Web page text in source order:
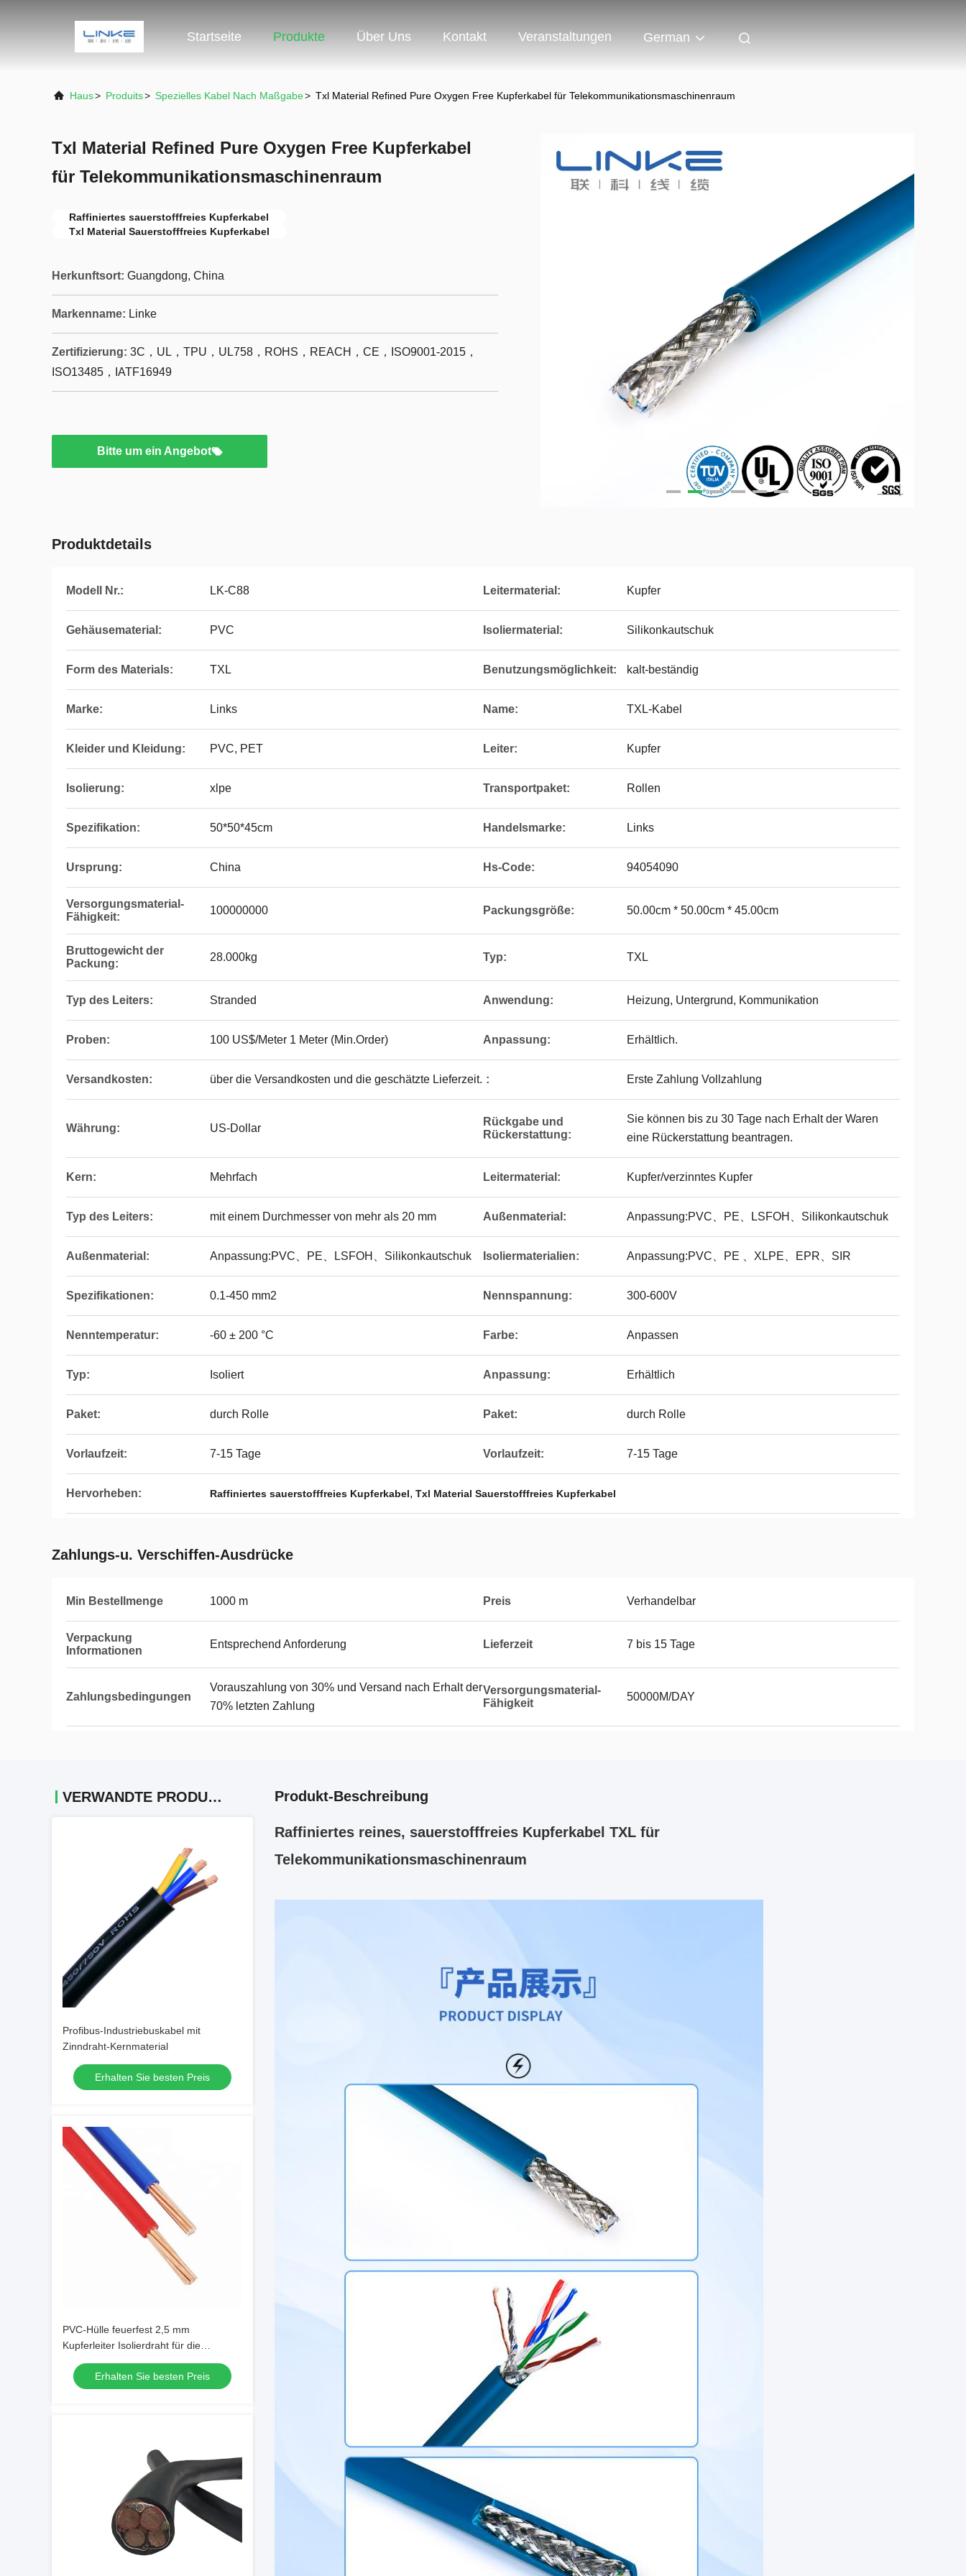
Startseite Produkte Über Uns Kontakt Veranstaltungen German
Haus> Produits> Spezielles Kabel Nach Maßgabe> Txl Material Refined Pure Oxygen Free Kupferkabel für Telekommunikationsmaschinenraum
Txl Material Refined Pure Oxygen Free Kupferkabel
für Telekommunikationsmaschinenraum
Raffiniertes sauerstofffreies Kupferkabel
Txl Material Sauerstofffreies Kupferkabel
Herkunftsort: Guangdong, China
Markenname: Linke
Zertifizierung: 3C，UL，TPU，UL758，ROHS，REACH，CE，ISO9001-2015，
ISO13485，IATF16949
Bitte um ein Angebot
Produktdetails
Modell Nr.: LK-C88 Leitermaterial: Kupfer
Gehäusematerial: PVC Isoliermaterial: Silikonkautschuk
Form des Materials: TXL Benutzungsmöglichkeit: kalt-beständig
Marke: Links Name: TXL-Kabel
Kleider und Kleidung: PVC, PET Leiter: Kupfer
Isolierung: xlpe Transportpaket: Rollen
Spezifikation: 50*50*45cm Handelsmarke: Links
Ursprung: China Hs-Code: 94054090
Versorgungsmaterial-
Fähigkeit:
100000000 Packungsgröße: 50.00cm * 50.00cm * 45.00cm
Bruttogewicht der
Packung:
28.000kg Typ: TXL
Typ des Leiters: Stranded Anwendung: Heizung, Untergrund, Kommunikation
Proben: 100 US$/Meter 1 Meter (Min.Order) Anpassung: Erhältlich.
Versandkosten: über die Versandkosten und die geschätzte Lieferzeit. : Erste Zahlung Vollzahlung
Währung: US-Dollar
Rückgabe und
Rückerstattung:
Sie können bis zu 30 Tage nach Erhalt der Waren
eine Rückerstattung beantragen.
Kern: Mehrfach Leitermaterial: Kupfer/verzinntes Kupfer
Typ des Leiters: mit einem Durchmesser von mehr als 20 mm Außenmaterial: Anpassung:PVC、PE、LSFOH、Silikonkautschuk
Außenmaterial: Anpassung:PVC、PE、LSFOH、Silikonkautschuk Isoliermaterialien: Anpassung:PVC、PE 、XLPE、EPR、SIR
Spezifikationen: 0.1-450 mm2 Nennspannung: 300-600V
Nenntemperatur: -60 ± 200 °C Farbe: Anpassen
Typ: Isoliert Anpassung: Erhältlich
Paket: durch Rolle Paket: durch Rolle
Vorlaufzeit: 7-15 Tage Vorlaufzeit: 7-15 Tage
Hervorheben: Raffiniertes sauerstofffreies Kupferkabel, Txl Material Sauerstofffreies Kupferkabel
Zahlungs-u. Verschiffen-Ausdrücke
Min Bestellmenge 1000 m Preis Verhandelbar
Verpackung
Informationen
Entsprechend Anforderung Lieferzeit 7 bis 15 Tage
Zahlungsbedingungen
Vorauszahlung von 30% und Versand nach Erhalt der
70% letzten Zahlung
Versorgungsmaterial-
Fähigkeit
50000M/DAY
VERWANDTE PRODUKTE
Profibus-Industriebuskabel mit
Zinndraht-Kernmaterial
Erhalten Sie besten Preis
PVC-Hülle feuerfest 2,5 mm
Kupferleiter Isolierdraht für die
Sicherheit im Haushalt
Erhalten Sie besten Preis
Produkt-Beschreibung
Raffiniertes reines, sauerstofffreies Kupferkabel TXL für
Telekommunikationsmaschinenraum